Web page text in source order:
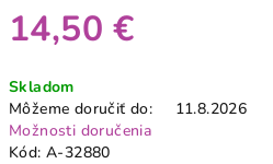
14,50 €
cena:
Skladom
Môžeme doručiť do:
11.8.2026
Možnosti doručenia
Kód: A-32880